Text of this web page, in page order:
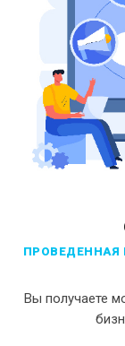
Вы получаете